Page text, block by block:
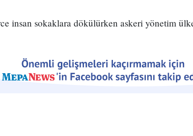
insan sokaklara dökülürken askeri yönetim